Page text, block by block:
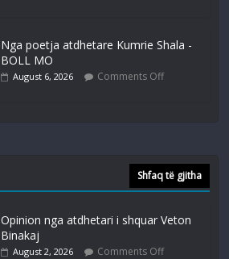
Nga poetja atdhetare Kumrie Shala -
BOLL MO
August 6, 2026 Comments Off
Shfaq të gjitha
Opinion nga atdhetari i shquar Veton
Binakaj
August 2, 2026 Comments Off